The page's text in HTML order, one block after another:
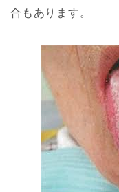
合もあります。